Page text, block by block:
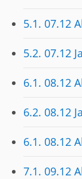
5.1. 07.12
5.2. 07.12
6.1. 08.12
6.2. 08.12
6.1. 08.12
7.1. 09.12